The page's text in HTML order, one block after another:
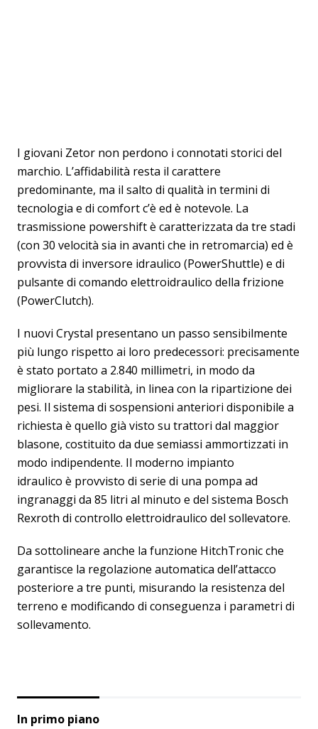
I giovani Zetor non perdono i connotati storici del
marchio. L’affidabilità resta il carattere
predominante, ma il salto di qualità in termini di
tecnologia e di comfort c’è ed è notevole. La
trasmissione powershift è caratterizzata da tre stadi
(con 30 velocità sia in avanti che in retromarcia) ed è
provvista di inversore idraulico (PowerShuttle) e di
pulsante di comando elettroidraulico della frizione
(PowerClutch).
I nuovi Crystal presentano un passo sensibilmente
più lungo rispetto ai loro predecessori: precisamente
è stato portato a 2.840 millimetri, in modo da
migliorare la stabilità, in linea con la ripartizione dei
pesi. Il sistema di sospensioni anteriori disponibile a
richiesta è quello già visto su trattori dal maggior
blasone, costituito da due semiassi ammortizzati in
modo indipendente. Il moderno impianto
idraulico è provvisto di serie di una pompa ad
ingranaggi da 85 litri al minuto e del sistema Bosch
Rexroth di controllo elettroidraulico del sollevatore.
Da sottolineare anche la funzione HitchTronic che
garantisce la regolazione automatica dell’attacco
posteriore a tre punti, misurando la resistenza del
terreno e modificando di conseguenza i parametri di
sollevamento.
In primo piano